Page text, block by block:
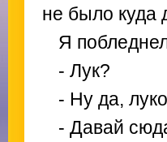
не было куда
Я
- Лук?
- Ну да,
- Давай